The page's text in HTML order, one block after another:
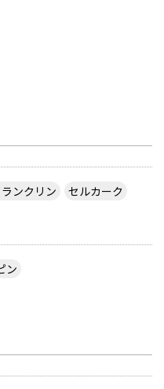
ランクリン
セルカーク
ン